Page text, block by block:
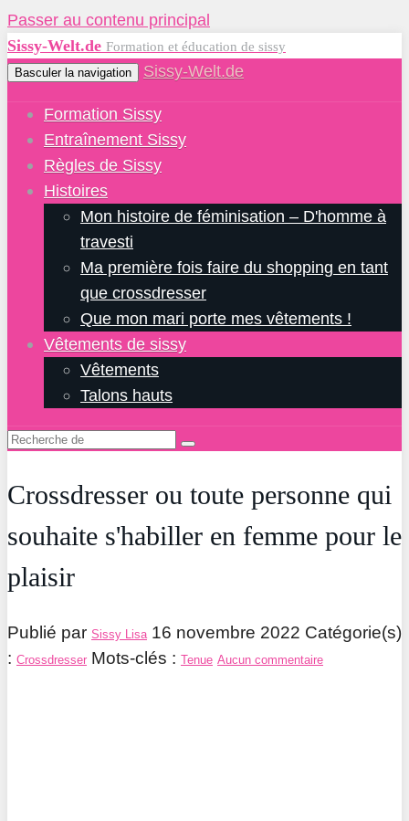
Passer au contenu principal
Sissy-Welt.de Formation et éducation de sissy
Basculer la navigation Sissy-Welt.de
Formation Sissy
Entraînement Sissy
Règles de Sissy
Histoires
Mon histoire de féminisation – D'homme à
travesti
Ma première fois faire du shopping en tant
que crossdresser
Que mon mari porte mes vêtements !
Vêtements de sissy
Vêtements
Talons hauts
Crossdresser ou toute personne qui
souhaite s'habiller en femme pour le
plaisir
Publié par Sissy Lisa 16 novembre 2022 Catégorie(s)
: Crossdresser Mots-clés : Tenue Aucun commentaire